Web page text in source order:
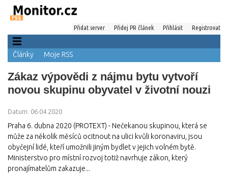
Přidat server Přidej PR článek Přihlásit Registrovat
Články Moje RSS
Zákaz výpovědi z nájmu bytu vytvoří
novou skupinu obyvatel v životní nouzi
Datum: 06.04.2020
Praha 6. dubna 2020 (PROTEXT) - Nečekanou skupinou, která se
může za několik měsíců ocitnout na ulici kvůli koronaviru, jsou
obyčejní lidé, kteří umožnili jiným bydlet v jejich volném bytě.
Ministerstvo pro místní rozvoj totiž navrhuje zákon, který
pronajímatelům zakazuje...